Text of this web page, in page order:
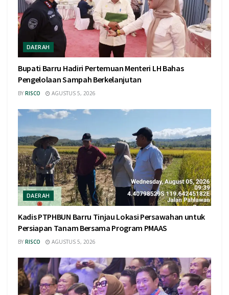
DAERAH
Bupati Barru Hadiri Pertemuan Menteri LH Bahas
Pengelolaan Sampah Berkelanjutan
BY RISCO AGUSTUS 5, 2026
DAERAH
Kadis PTPHBUN Barru Tinjau Lokasi Persawahan untuk
Persiapan Tanam Bersama Program PMAAS
BY RISCO AGUSTUS 5, 2026